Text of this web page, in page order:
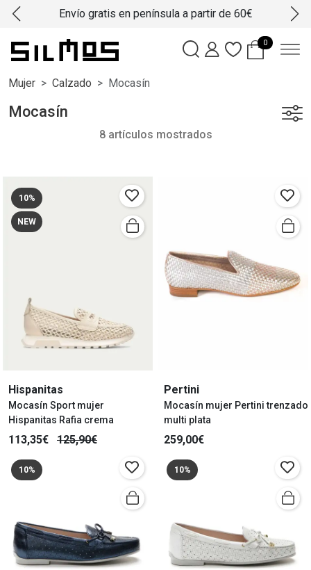
Envío gratis en península a partir de 60€
0
Mujer Calzado Mocasín
Mocasín
8 artículos mostrados
10%
NEW
Hispanitas
Mocasín Sport mujer
Hispanitas Rafia crema
113,35€ 125,90€
Pertini
Mocasín mujer Pertini trenzado
multi plata
259,00€
10% 10%